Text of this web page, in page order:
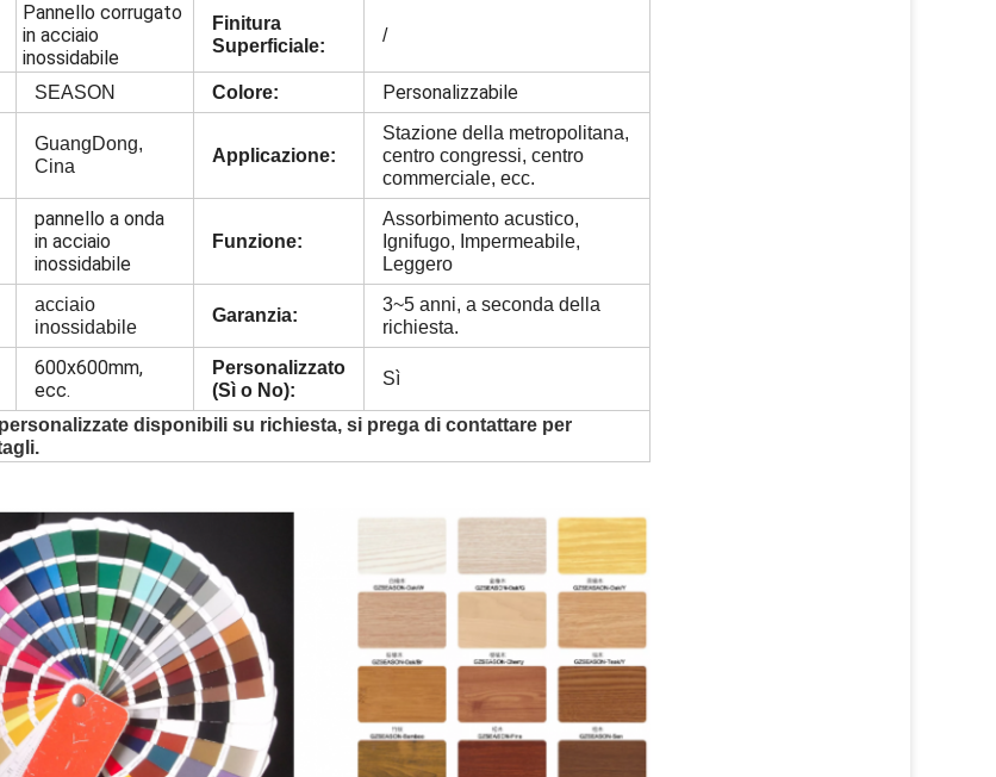
Pannello corrugato
in acciaio
inossidabile
Finitura
Superficiale:
/
SEASON Colore: Personalizzabile
GuangDong,
Cina
Applicazione:
Stazione della metropolitana,
centro congressi, centro
commerciale, ecc.
pannello a onda
in acciaio
inossidabile
Funzione:
Assorbimento acustico,
Ignifugo, Impermeabile,
Leggero
acciaio
inossidabile
Garanzia:
3~5 anni, a seconda della
richiesta.
600x600mm,
ecc.
Personalizzato
(Sì o No):
Sì
disponibili su richiesta, si prega di contattare per